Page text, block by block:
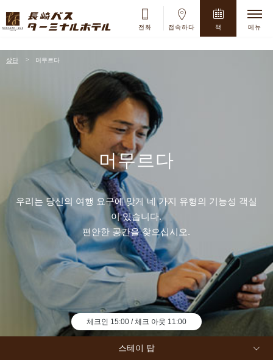
메뉴
책
접속하다
전화
상단 머무르다
머무르다
우리는 당신의 여행 요구에 맞게 네 가지 유형의 기능성 객실
이 있습니다.
편안한 공간을 찾으십시오.
체크인 15:00 / 체크 아웃 11:00
스테이 탑
We
2 3 4 5
9 10 11 12 13
18 19
23 24 25 26 27 28 29
30